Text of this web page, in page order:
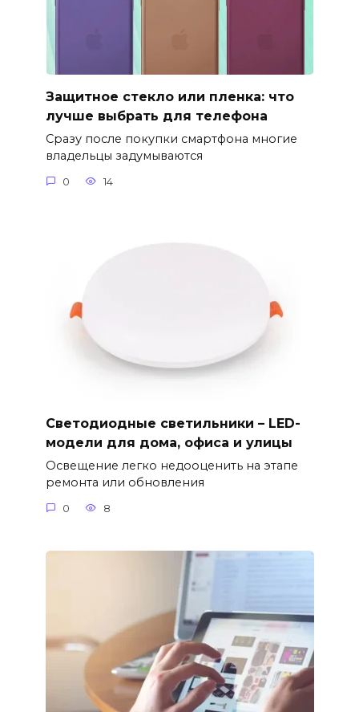
Защитное стекло или пленка: что
лучше выбрать для телефона
Сразу после покупки смартфона многие
владельцы задумываются
0 14
Светодиодные светильники – LED-
модели для дома, офиса и улицы
Освещение легко недооценить на этапе
ремонта или обновления
0 8